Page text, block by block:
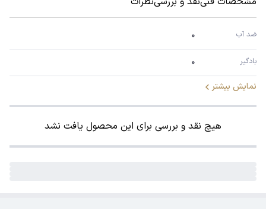
ضد آب 0
بادگیر 0
نمایش بیشتر
هیچ نقد و بررسی برای این محصول یافت نشد